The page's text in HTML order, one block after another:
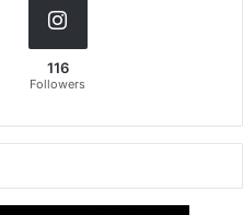
116
Followers